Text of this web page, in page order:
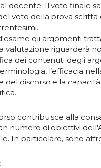
docente. Il voto finale
voto della prova scritta
gli argomenti
valutazione riguarderà
dei contenuti degli
l’efficacia
del discorso e la
contribuisce alla
numero di obiettivi
In particolare, sono